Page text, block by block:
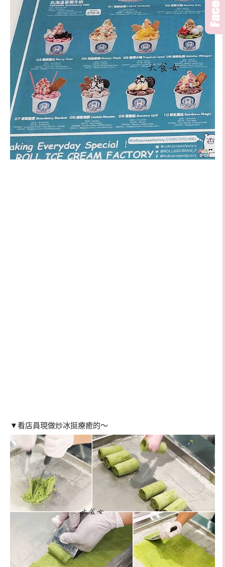
▼看店員現做炒冰挺療癒的～